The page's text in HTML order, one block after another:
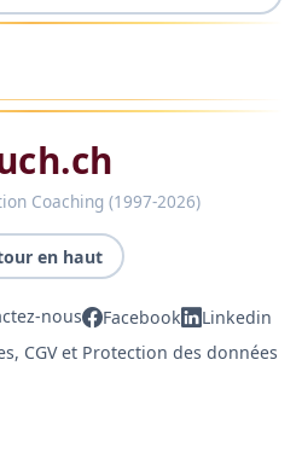
Coaching (1997-2026)
en haut
nous Facebook
Linkedin
CGV et Protection des données